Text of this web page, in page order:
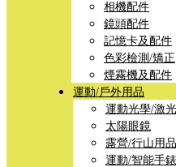
相機配件
鏡頭配件
記憶卡及配件
色彩檢測/矯正
煙霧機及配件
運動/戶外用品
運動光學/激
太陽眼鏡
露營/行山用品
運動/智能手錶